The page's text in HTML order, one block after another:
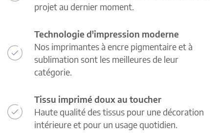
projet au dernier moment.
Technologie d'impression moderne
Nos imprimantes à encre pigmentaire et à
sublimation sont les meilleures de leur
catégorie.
Tissu imprimé doux au toucher
Haute qualité des tissus pour une décoration
intérieure et pour un usage quotidien.